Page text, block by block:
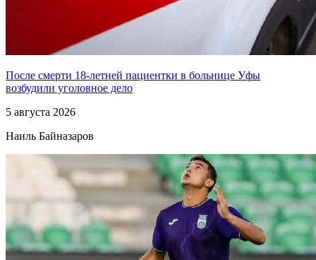
После смерти 18-летней пациентки в больнице Уфы
возбудили уголовное дело
5 августа 2026
Наиль Байназаров